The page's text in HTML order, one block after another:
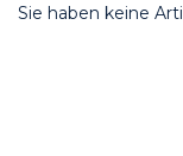
Sie haben keine